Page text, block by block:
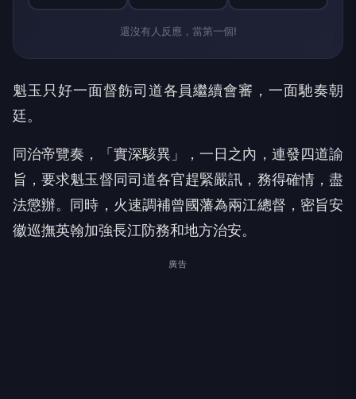
還沒有人反應，當第一個!
魁玉只好一面督飭司道各員繼續會審，一面馳奏朝
廷。
同治帝覽奏，「實深駭異」，一日之內，連發四道諭
旨，要求魁玉督同司道各官趕緊嚴訊，務得確情，盡
法懲辦。同時，火速調補曾國藩為兩江總督，密旨安
徽巡撫英翰加強長江防務和地方治安。
廣告